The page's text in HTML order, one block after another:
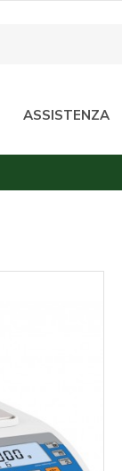
ASSISTENZA